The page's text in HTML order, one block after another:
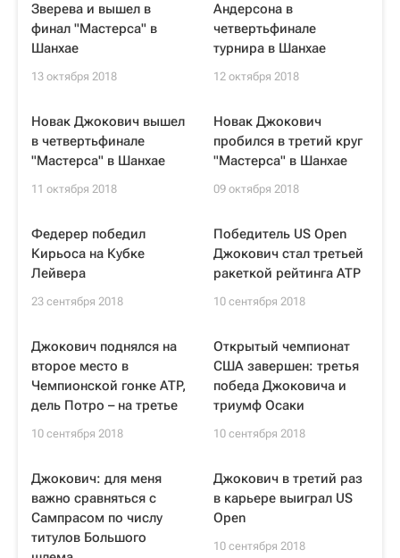
Зверева и вышел в
финал "Мастерса" в
Шанхае
13 октября 2018
Андерсона в
четвертьфинале
турнира в Шанхае
12 октября 2018
Новак Джокович вышел
в четвертьфинале
"Мастерса" в Шанхае
11 октября 2018
Новак Джокович
пробился в третий круг
"Мастерса" в Шанхае
09 октября 2018
Федерер победил
Кирьоса на Кубке
Лейвера
23 сентября 2018
Победитель US Open
Джокович стал третьей
ракеткой рейтинга ATP
10 сентября 2018
Джокович поднялся на
второе место в
Чемпионской гонке ATP,
дель Потро – на третье
10 сентября 2018
Открытый чемпионат
США завершен: третья
победа Джоковича и
триумф Осаки
10 сентября 2018
Джокович: для меня
важно сравняться с
Сампрасом по числу
титулов Большого
Джокович в третий раз
в карьере выиграл US
Open
10 сентября 2018